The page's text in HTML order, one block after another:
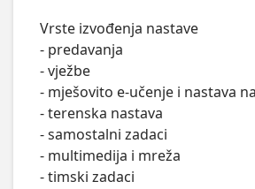
Vrste izvođenja nastave
- predavanja
- vježbe
- mješovito e-učenje i nastava
- terenska nastava
- samostalni zadaci
- multimedija i mreža
- timski zadaci